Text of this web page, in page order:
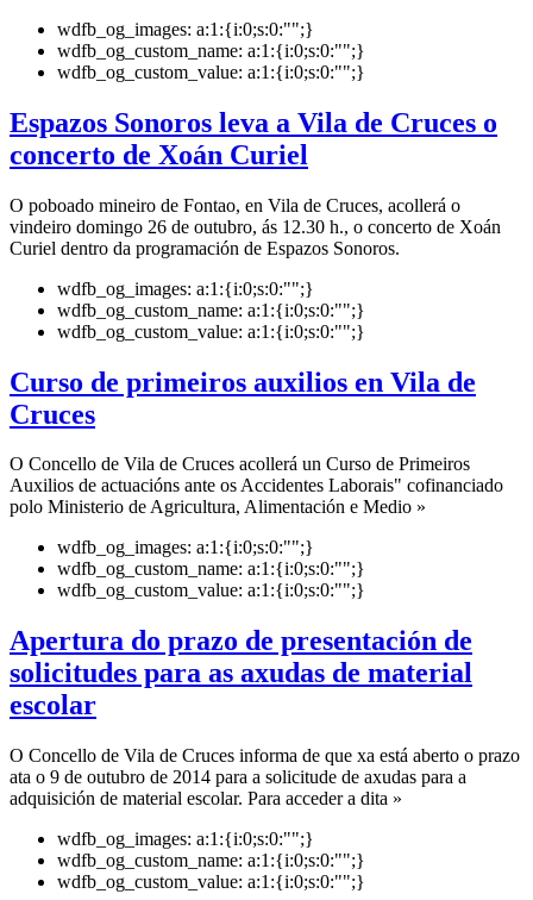
wdfb_og_images: a:1:{i:0;s:0:"";}
wdfb_og_custom_name: a:1:{i:0;s:0:"";}
wdfb_og_custom_value: a:1:{i:0;s:0:"";}
Espazos Sonoros leva a Vila de Cruces o
concerto de Xoán Curiel
O poboado mineiro de Fontao, en Vila de Cruces, acollerá o
vindeiro domingo 26 de outubro, ás 12.30 h., o concerto de Xoán
Curiel dentro da programación de Espazos Sonoros.
wdfb_og_images: a:1:{i:0;s:0:"";}
wdfb_og_custom_name: a:1:{i:0;s:0:"";}
wdfb_og_custom_value: a:1:{i:0;s:0:"";}
Curso de primeiros auxilios en Vila de
Cruces
O Concello de Vila de Cruces acollerá un Curso de Primeiros
Auxilios de actuacións ante os Accidentes Laborais" cofinanciado
polo Ministerio de Agricultura, Alimentación e Medio »
wdfb_og_images: a:1:{i:0;s:0:"";}
wdfb_og_custom_name: a:1:{i:0;s:0:"";}
wdfb_og_custom_value: a:1:{i:0;s:0:"";}
Apertura do prazo de presentación de
solicitudes para as axudas de material
escolar
O Concello de Vila de Cruces informa de que xa está aberto o prazo
ata o 9 de outubro de 2014 para a solicitude de axudas para a
adquisición de material escolar. Para acceder a dita »
wdfb_og_images: a:1:{i:0;s:0:"";}
wdfb_og_custom_name: a:1:{i:0;s:0:"";}
wdfb_og_custom_value: a:1:{i:0;s:0:"";}